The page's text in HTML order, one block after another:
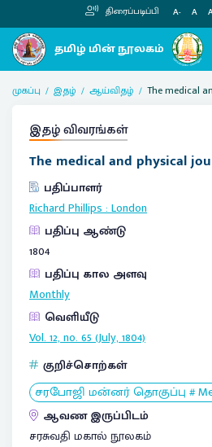
திரைப்படிப்பி A- A
முகப்பு இதழ் ஆய்விதழ் The medical
இதழ் விவரங்கள்
The medical and physical
பதிப்பாளர்
Richard Phillips:London
பதிப்பு ஆண்டு
1804
பதிப்பு கால அளவு
Monthly
வெளியீடு
Vol. 12, no. 65 (July, 1804)
குறிச்சொற்கள்
சரபோஜி மன்னர் தொகுப்பு #
ஆவண இருப்பிடம்
சரசுவதி மகால் நூலகம்